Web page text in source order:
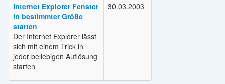
Internet Explorer Fenster
in bestimmter Größe
starten
Der Internet Explorer lässt
sich mit einem Trick in
jeder beliebigen Auflösung
starten
30.03.2003